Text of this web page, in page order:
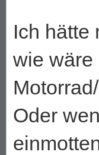
Ich hätte
wie wäre
Oder